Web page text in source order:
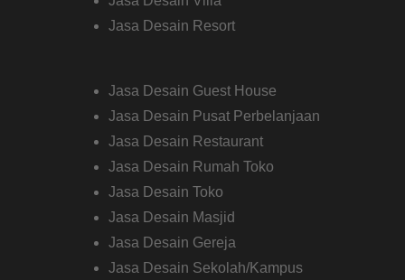
Jasa Desain Resort
Jasa Desain Guest House
Jasa Desain Pusat Perbelanjaan
Jasa Desain Restaurant
Jasa Desain Rumah Toko
Jasa Desain Toko
Jasa Desain Masjid
Jasa Desain Gereja
Jasa Desain Sekolah/Kampus